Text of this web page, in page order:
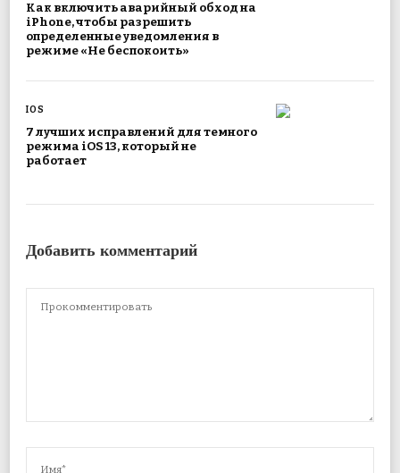
Как включить аварийный обход на
iPhone, чтобы разрешить
определенные уведомления в
режиме «Не беспокоить»
IOS
7 лучших исправлений для темного
режима iOS 13, который не
работает
Добавить комментарий